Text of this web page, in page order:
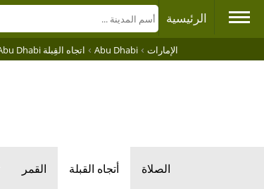
الرئيسية
الإمارات ›
Abu Dhabi
› اتجاه القِبلة Abu Dhabi
الصلاة أتجاه القبلة القمر